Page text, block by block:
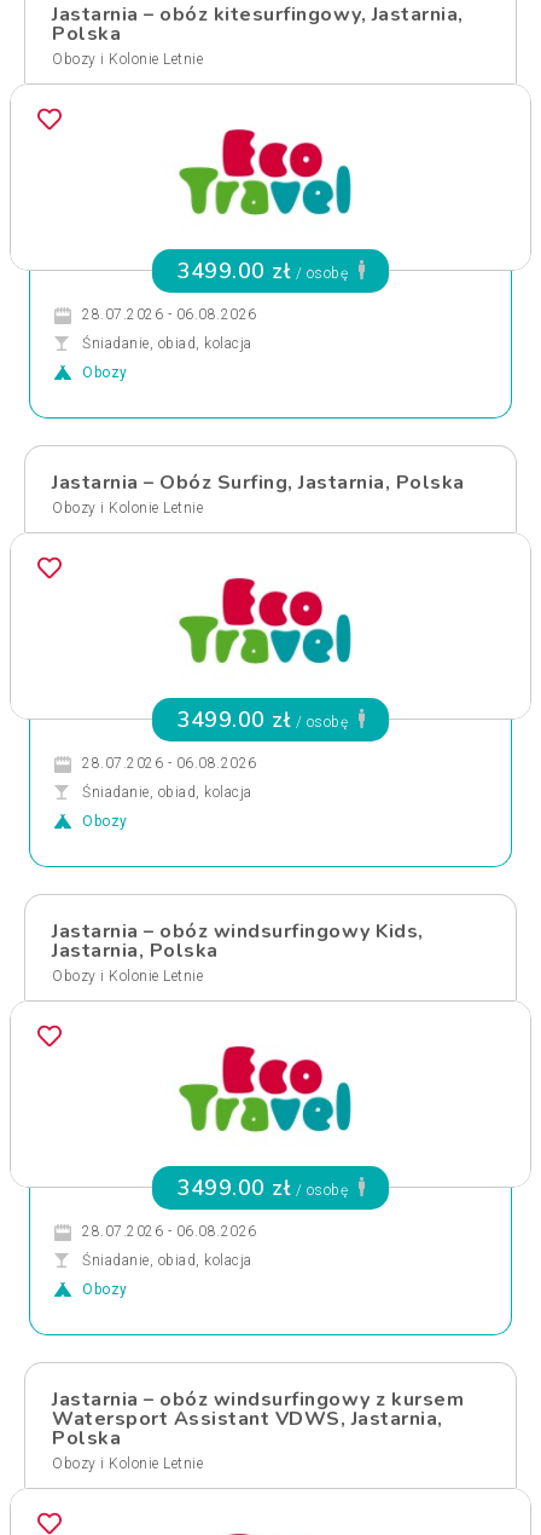
Jastarnia – obóz kitesurfingowy, Jastarnia,
Polska
Obozy i Kolonie Letnie
3499.00 zł / osobę
28.07.2026 - 06.08.2026
Śniadanie, obiad, kolacja
Obozy
Jastarnia – Obóz Surfing, Jastarnia, Polska
Obozy i Kolonie Letnie
3499.00 zł / osobę
28.07.2026 - 06.08.2026
Śniadanie, obiad, kolacja
Obozy
Jastarnia – obóz windsurfingowy Kids,
Jastarnia, Polska
Obozy i Kolonie Letnie
3499.00 zł / osobę
28.07.2026 - 06.08.2026
Śniadanie, obiad, kolacja
Obozy
Jastarnia – obóz windsurfingowy z kursem
Watersport Assistant VDWS, Jastarnia,
Polska
Obozy i Kolonie Letnie